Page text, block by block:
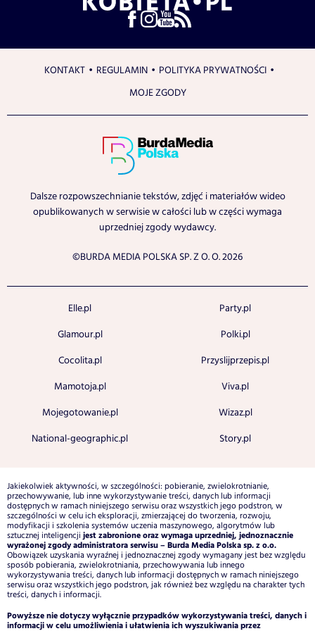
KONTAKT REGULAMIN
POLITYKA PRYWATNOŚCI
MOJE ZGODY
Dalsze rozpowszechnianie tekstów, zdjęć i materiałów wideo
opublikowanych w serwisie w całości lub w części wymaga
uprzedniej zgody wydawcy.
©BURDA MEDIA POLSKA SP. Z O. O. 2026
Elle.pl
Glamour.pl
Cocolita.pl
Mamotoja.pl
Mojegotowanie.pl
National-geographic.pl
Party.pl
Polki.pl
Przyslijprzepis.pl
Viva.pl
Wizaz.pl
Story.pl
Jakiekolwiek aktywności, w szczególności: pobieranie, zwielokrotnianie,
przechowywanie, lub inne wykorzystywanie treści, danych lub informacji
dostępnych w ramach niniejszego serwisu oraz wszystkich jego podstron, w
szczególności w celu ich eksploracji, zmierzającej do tworzenia, rozwoju,
modyfikacji i szkolenia systemów uczenia maszynowego, algorytmów lub
sztucznej inteligencji jest zabronione oraz wymaga uprzedniej, jednoznacznie
wyrażonej zgody administratora serwisu – Burda Media Polska sp. z o.o.
Obowiązek uzyskania wyraźnej i jednoznacznej zgody wymagany jest bez względu
sposób pobierania, zwielokrotniania, przechowywania lub innego
wykorzystywania treści, danych lub informacji dostępnych w ramach niniejszego
serwisu oraz wszystkich jego podstron, jak również bez względu na charakter tych
treści, danych i informacji.
Powyższe nie dotyczy wyłącznie przypadków wykorzystywania treści, danych i
informacji w celu umożliwienia i ułatwienia ich wyszukiwania przez